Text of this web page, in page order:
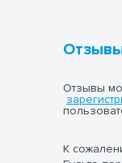
Отзывы
К